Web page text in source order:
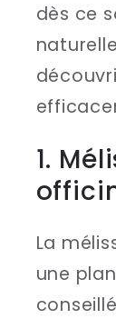
dès ce
1.
La
une